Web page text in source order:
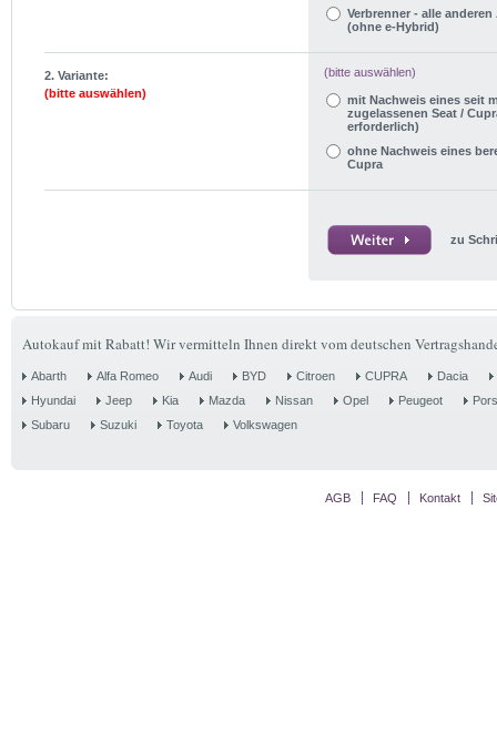
Verbrenner - alle
(ohne e-Hybrid)
2. Variante:
(bitte auswählen)
(bitte auswählen)
mit Nachweis eines seit
zugelassenen Seat /
erforderlich)
ohne Nachweis eines
Cupra
zu
Autokauf mit Rabatt! Wir vermitteln Ihnen direkt vom deutschen
Abarth Alfa Romeo Audi BYD Citroen CUPRA
Dacia
Hyundai
Jeep Kia Mazda Nissan Opel Peugeot
Subaru
Suzuki Toyota Volkswagen
AGB FAQ Kontakt